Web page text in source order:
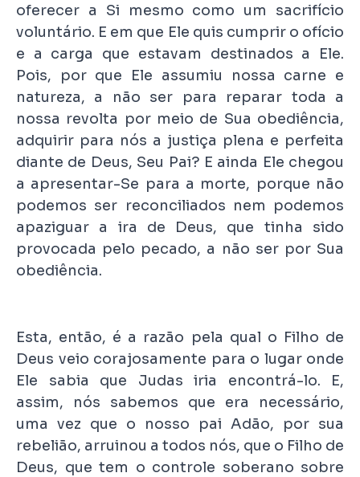
oferecer a Si mesmo como um sacrifício
voluntário. E em que Ele quis cumprir o ofício
e a carga que estavam destinados a Ele.
Pois, por que Ele assumiu nossa carne e
natureza, a não ser para reparar toda a
nossa revolta por meio de Sua obediência,
adquirir para nós a justiça plena e perfeita
diante de Deus, Seu Pai? E ainda Ele chegou
a apresentar-Se para a morte, porque não
podemos ser reconciliados nem podemos
apaziguar a ira de Deus, que tinha sido
provocada pelo pecado, a não ser por Sua
obediência.
Esta, então, é a razão pela qual o Filho de
Deus veio corajosamente para o lugar onde
Ele sabia que Judas iria encontrá-lo. E,
assim, nós sabemos que era necessário,
uma vez que o nosso pai Adão, por sua
rebelião, arruinou a todos nós, que o Filho de
Deus, que tem o controle soberano sobre